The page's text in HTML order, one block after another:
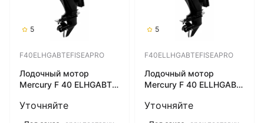
5
F40ELHGABTEFISEAPRO
Лодочный мотор
Mercury F 40 ELHGABT
F40ELHGABTEFISEAPRO
Уточняйте
5
F40ELLHGABTEFISEAPRO
Лодочный мотор
Mercury F 40 ELLHGABT
F40ELLHGABTEFISEAPRO
Уточняйте